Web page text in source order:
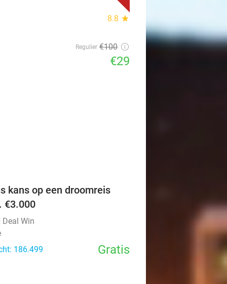
8.8 star
Regulier €100
€29
kans op een droomreis
€3.000
Win
186.499
Gratis